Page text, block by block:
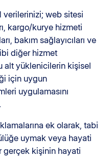
web sitesi
kargo/kurye hizmeti
bakım sağlayıcıları ve
diğer hizmet
alt yüklenicilerin kişisel
için uygun
uygulamasını
ek olarak, tabi
uymak veya hayati
gerçek kişinin hayati